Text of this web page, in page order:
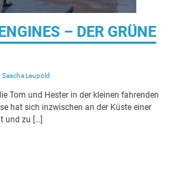
– DER GRÜNE
Sascha Leupold
Tom und Hester in der kleinen fahrenden
hat sich inzwischen an der Küste einer
und zu […]